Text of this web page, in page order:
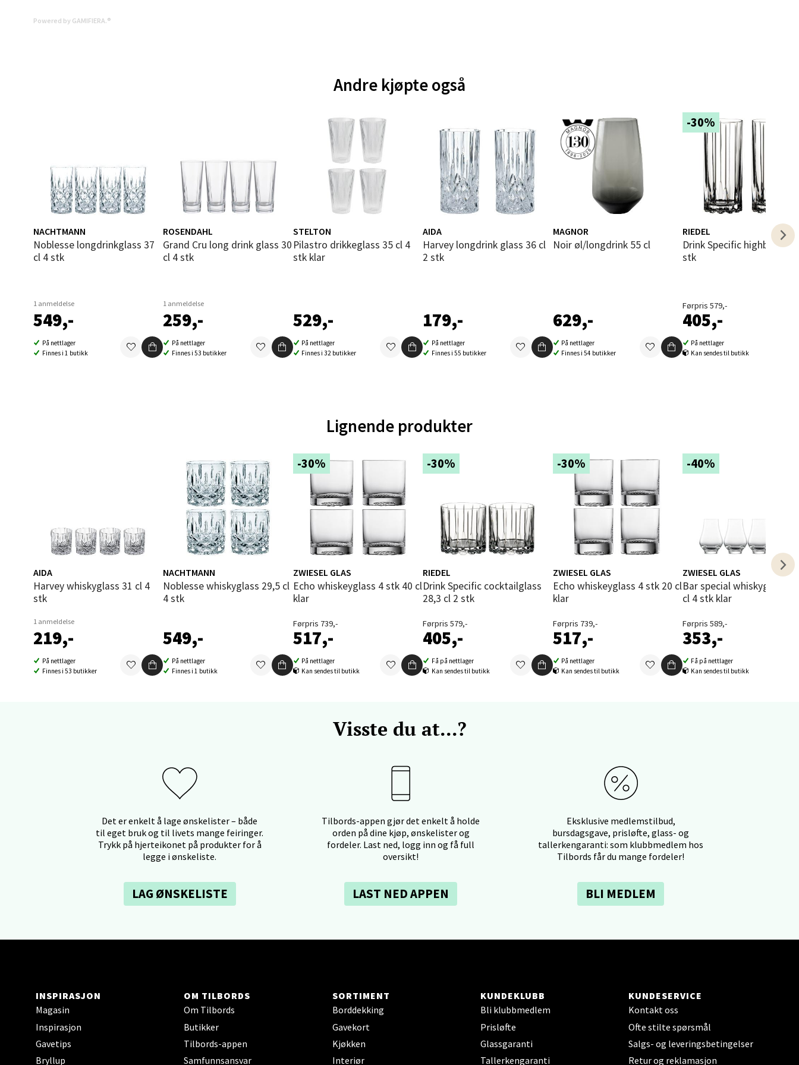
Powered by GAMIFIERA.®
Andre kjøpte også
NACHTMANN
Noblesse longdrinkglass 37
cl 4 stk
1 anmeldelse
549,-
På nettlager
Finnes i 1 butikk
ROSENDAHL
Grand Cru long drink glass 30
cl 4 stk
1 anmeldelse
259,-
På nettlager
Finnes i 53 butikker
STELTON
Pilastro drikkeglass 35 cl 4
stk klar
529,-
På nettlager
Finnes i 32 butikker
AIDA
Harvey longdrink glass 36 cl
2 stk
179,-
På nettlager
Finnes i 55 butikker
MAGNOR
Noir øl/longdrink 55 cl
629,-
På nettlager
Finnes i 54 butikker
-30%
RIEDEL
Drink Specific highball glass 2
stk
Førpris 579,-
405,-
På nettlager
Kan sendes til butikk
Lignende produkter
AIDA
Harvey whiskyglass 31 cl 4
stk
1 anmeldelse
219,-
På nettlager
Finnes i 53 butikker
NACHTMANN
Noblesse whiskyglass 29,5 cl
4 stk
549,-
På nettlager
Finnes i 1 butikk
-30%
ZWIESEL GLAS
Echo whiskeyglass 4 stk 40 cl
klar
Førpris 739,-
517,-
På nettlager
Kan sendes til butikk
-30%
RIEDEL
Drink Specific cocktailglass
28,3 cl 2 stk
Førpris 579,-
405,-
Få på nettlager
Kan sendes til butikk
-30%
ZWIESEL GLAS
Echo whiskeyglass 4 stk 20 cl
klar
Førpris 739,-
517,-
På nettlager
Kan sendes til butikk
-40%
ZWIESEL GLAS
Bar special whiskyglass 32,2
cl 4 stk klar
Førpris 589,-
353,-
Få på nettlager
Kan sendes til butikk
Visste du at...?
Det er enkelt å lage ønskelister – både
til eget bruk og til livets mange feiringer.
Trykk på hjerteikonet på produkter for å
legge i ønskeliste.
LAG ØNSKELISTE
Tilbords-appen gjør det enkelt å holde
orden på dine kjøp, ønskelister og
fordeler. Last ned, logg inn og få full
oversikt!
LAST NED APPEN
Eksklusive medlemstilbud,
bursdagsgave, prisløfte, glass- og
tallerkengaranti: som klubbmedlem hos
Tilbords får du mange fordeler!
BLI MEDLEM
INSPIRASJON
Magasin
Inspirasjon
Gavetips
Bryllup
OM TILBORDS
Om Tilbords
Butikker
Tilbords-appen
Samfunnsansvar
SORTIMENT
Borddekking
Gavekort
Kjøkken
Interiør
KUNDEKLUBB
Bli klubbmedlem
Prisløfte
Glassgaranti
Tallerkengaranti
KUNDESERVICE
Kontakt oss
Ofte stilte spørsmål
Salgs- og leveringsbetingelser
Retur og reklamasjon
Narvik - Thon Senter Malmporten
Bolagsgata 1, 8514 Narvik
Åpent i dag 10-18
Åpent i dag 10-18
0 i butikk
Orkanger - Thon Senter Orkanger
Thon Senter Orkanger, Orkdalsveien 113, 7300 Orkanger
Åpent i dag 09-18
0 i butikk
Velg
Sandvika - Thon Senter Sandvika
Brodtkorbsgate 7, 1338 Sandvika
Åpent i dag 09-19
0 i butikk
Velg
Sartorvegen 12, 5353 Straume
Trondheim - Sirkus Shopping
Falkenborgveien 5, 7044 Trondheim
Sortland - Sortland Storsenter
Strangata 26, 8400 Sortland